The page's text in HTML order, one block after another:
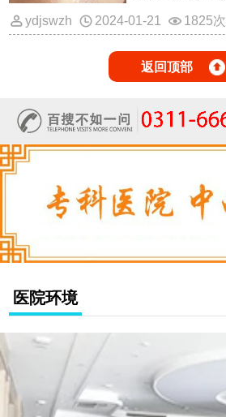
的症状。
ydjswzh 2024-01-21 1825次
返回顶部
医院环境